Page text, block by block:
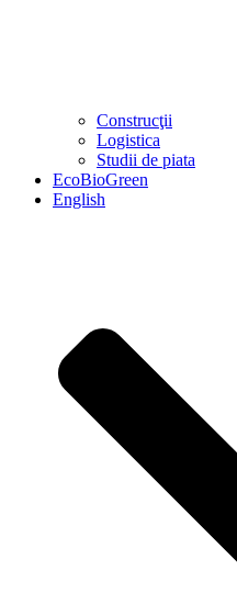
Construcţii
Logistica
Studii de piata
EcoBioGreen
English